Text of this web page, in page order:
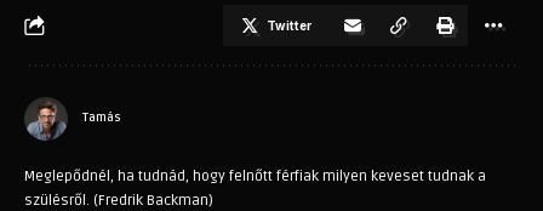
Twitter
Tamás
Meglepődnél, ha tudnád, hogy felnőtt férfiak milyen keveset tudnak a
szülésről. (Fredrik Backman)